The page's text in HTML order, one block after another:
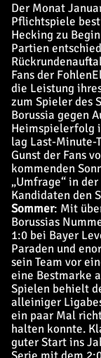
Der Monat
Pflichtspiele
Hecking zu
Partien
Fans der
die Leistung
zum Spieler des
Borussia gegen
Heimspielerfolg
lag Last-Minute-
Gunst der Fans
kommenden
„Umfrage“ in
Kandidaten den
Sommer: Mit
Borussias
1:0 bei Bayer
Paraden und
sein Team vor
eine Bestmarke
Spielen behielt
alleiniger
ein paar Mal
halten konnte.
guter Start ins